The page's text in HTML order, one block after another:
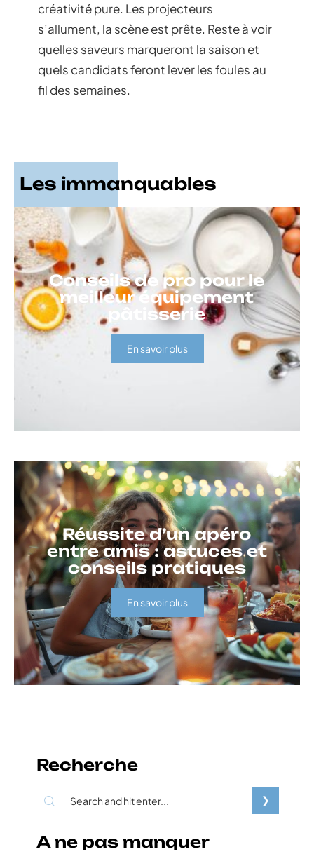
créativité pure. Les projecteurs
s’allument, la scène est prête. Reste à voir
quelles saveurs marqueront la saison et
quels candidats feront lever les foules au
fil des semaines.
Les immanquables
Conseils de pro pour le
meilleur équipement
pâtisserie
En savoir plus
Réussite d’un apéro
entre amis : astuces et
conseils pratiques
En savoir plus
Recherche
A ne pas manquer